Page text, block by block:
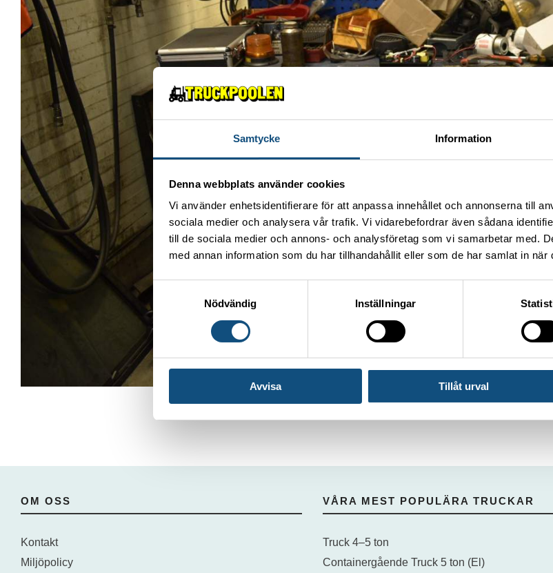
Samtycke Information
Denna webbplats använder cookies
Vi använder enhetsidentifierare för att anpassa innehållet och annonserna till
sociala medier och analysera vår trafik. Vi vidarebefordrar även sådana
till de sociala medier och annons- och analysföretag som vi samarbetar med.
med annan information som du har tillhandahållit eller som de har samlat in när
Samtyckesval
Nödvändig
Inställningar
Avvisa Tillåt urval
OM OSS
Kontakt
Miljöpolicy
VÅRA MEST POPULÄRA TRUCKAR
Truck 4–5 ton
Containergående Truck 5 ton (El)